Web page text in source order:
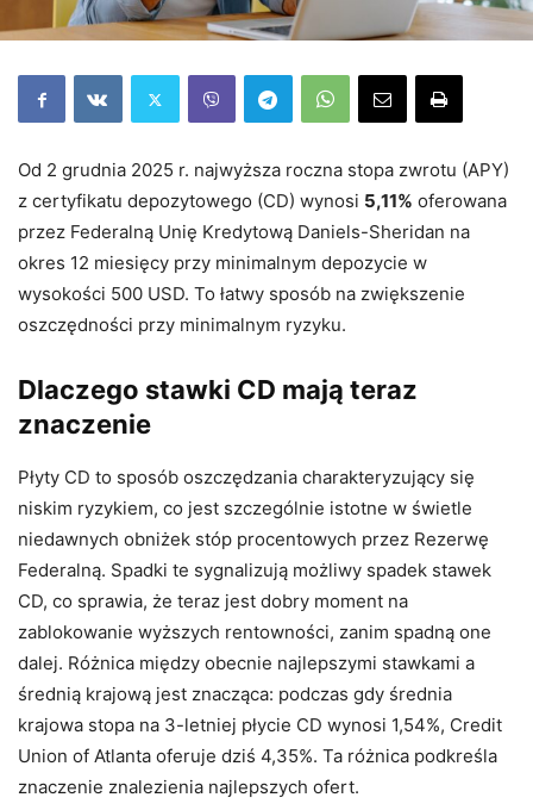
Od 2 grudnia 2025 r. najwyższa roczna stopa zwrotu (APY)
z certyfikatu depozytowego (CD) wynosi 5,11% oferowana
przez Federalną Unię Kredytową Daniels-Sheridan na
okres 12 miesięcy przy minimalnym depozycie w
wysokości 500 USD. To łatwy sposób na zwiększenie
oszczędności przy minimalnym ryzyku.
Dlaczego stawki CD mają teraz
znaczenie
Płyty CD to sposób oszczędzania charakteryzujący się
niskim ryzykiem, co jest szczególnie istotne w świetle
niedawnych obniżek stóp procentowych przez Rezerwę
Federalną. Spadki te sygnalizują możliwy spadek stawek
CD, co sprawia, że ​​teraz jest dobry moment na
zablokowanie wyższych rentowności, zanim spadną one
dalej. Różnica między obecnie najlepszymi stawkami a
średnią krajową jest znacząca: podczas gdy średnia
krajowa stopa na 3-letniej płycie CD wynosi 1,54%, Credit
Union of Atlanta oferuje dziś 4,35%. Ta różnica podkreśla
znaczenie znalezienia najlepszych ofert.